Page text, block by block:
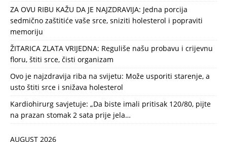
ZA OVU RIBU KAŽU DA JE NAJZDRAVIJA: Jedna porcija
sedmično zaštitiće vaše srce, sniziti holesterol i popraviti
memoriju
ŽITARICA ZLATA VRIJEDNA: Reguliše našu probavu i crijevnu
floru, štiti srce, čisti organizam
Ovo je najzdravija riba na svijetu: Može usporiti starenje, a
usto štiti srce i snižava holesterol
Kardiohirurg savjetuje: „Da biste imali pritisak 120/80, pijte
na prazan stomak 2 sata prije jela…
AUGUST 2026